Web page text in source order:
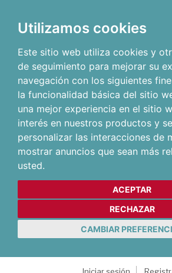
Utilizamos cookies
Este sitio web utiliza cookies y
de seguimiento para mejorar su
navegación con los siguientes
la funcionalidad básica del sitio
una mejor experiencia en el sitio
interés en nuestros productos y
personalizar las interacciones de
mostrar anuncios que sean más
usted.
ACEPTAR
RECHAZAR
CAMBIAR